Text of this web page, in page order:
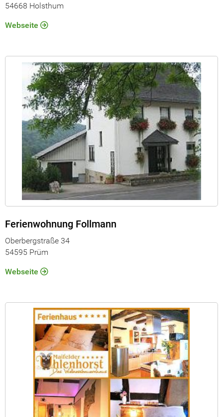
54668 Holsthum
Webseite
Ferienwohnung Follmann
Oberbergstraße 34
54595 Prüm
Webseite